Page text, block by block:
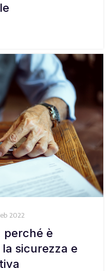
2022
perché è
sicurezza e